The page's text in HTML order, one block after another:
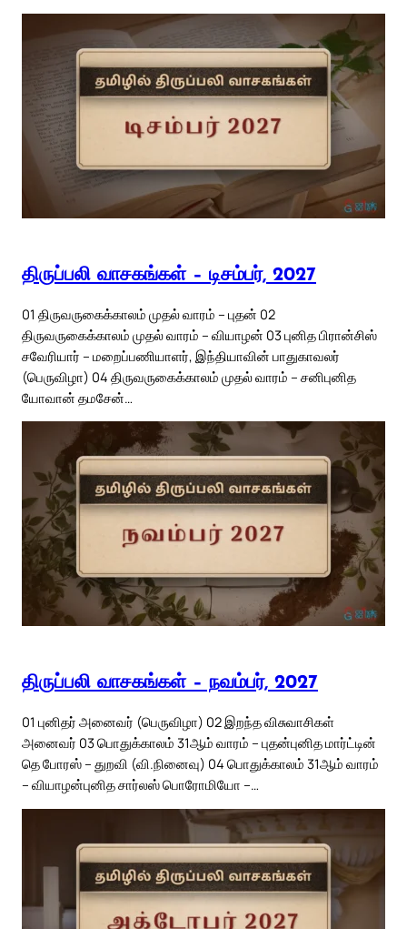
திருப்பலி வாசகங்கள் – டிசம்பர், 2027
01 திருவருகைக்காலம் முதல் வாரம் – புதன் 02
திருவருகைக்காலம் முதல் வாரம் – வியாழன் 03 புனித பிரான்சிஸ்
சவேரியார் – மறைப்பணியாளர், இந்தியாவின் பாதுகாவலர்
(பெருவிழா) 04 திருவருகைக்காலம் முதல் வாரம் – சனிபுனித
யோவான் தமசேன்…
திருப்பலி வாசகங்கள் – நவம்பர், 2027
01 புனிதர் அனைவர் (பெருவிழா) 02 இறந்த விசுவாசிகள்
அனைவர் 03 பொதுக்காலம் 31ஆம் வாரம் – புதன்புனித மார்ட்டின்
தெ போரஸ் – துறவி (வி.நினைவு) 04 பொதுக்காலம் 31ஆம் வாரம்
– வியாழன்புனித சார்லஸ் பொரோமியோ –…